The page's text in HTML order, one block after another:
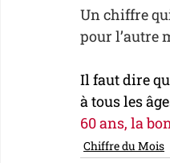
Un chiffre
pour l’autre
Il faut dire
à tous les
60 ans, la
Chiffre du Mois